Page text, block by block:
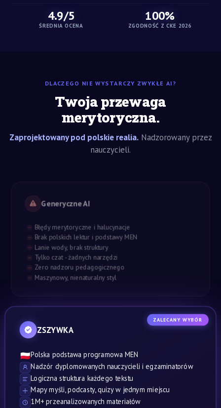
4.9/5
ŚREDNIA OCENA
100%
ZGODNOŚĆ Z CKE 2026
DLACZEGO NIE WYSTARCZY ZWYKŁE AI?
Twoja przewaga
merytoryczna.
Zaprojektowany pod polskie realia.Nadzorowany przez
nauczycieli.
Generyczne AI
Błędy merytoryczne i halucynacje
Brak polskich lektur i podstawy MEN
Lanie wody, brak struktury
Tylko czat - żadnych narzędzi
Zero nadzoru pedagogicznego
Maszynowy, nienaturalny styl
ZALECANY WYBÓR
ZSZYWKA
🇵🇱Polska podstawa programowa MEN
Nadzór dyplomowanych nauczycieli i egzaminatorów
Logiczna struktura każdego tekstu
Mapy myśli, podcasty, quizy w jednym miejscu
1M+ przeanalizowanych materiałów